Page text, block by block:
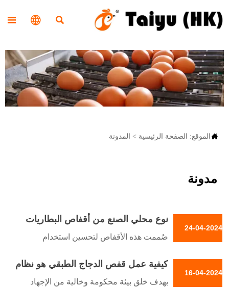



 الموقع: الصفحة الرئيسية > المدونة
مدونة
24-04-2024
نوع محلي الصنع من أقفاص البطاريات
المصنوعة محليًا يتيح للمزارع إنتاج كمية
كبيرة من البيض في مساحة صغيرة نسبيًا
صُممت هذه الأقفاص لتحسين استخدام
منطقة محصورة، وغالبًا ما تكون في صفوف
متراصة لزيادة الكفاءة إلى أقصى حد
16-04-2024
كيفية عمل قفص الدجاج الطبقي هو نظام
إسكان متخصص مصمم لتربية الدواجن
بهدف خلق بيئة محكومة وخالية من الإجهاد